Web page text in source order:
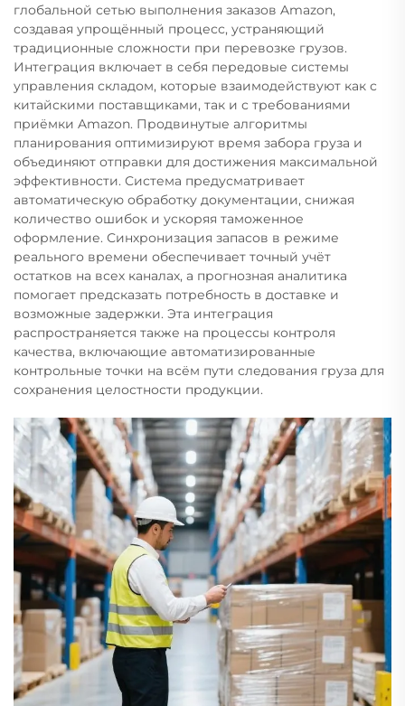
глобальной сетью выполнения заказов Amazon,
создавая упрощённый процесс, устраняющий
традиционные сложности при перевозке грузов.
Интеграция включает в себя передовые системы
управления складом, которые взаимодействуют как с
китайскими поставщиками, так и с требованиями
приёмки Amazon. Продвинутые алгоритмы
планирования оптимизируют время забора груза и
объединяют отправки для достижения максимальной
эффективности. Система предусматривает
автоматическую обработку документации, снижая
количество ошибок и ускоряя таможенное
оформление. Синхронизация запасов в режиме
реального времени обеспечивает точный учёт
остатков на всех каналах, а прогнозная аналитика
помогает предсказать потребность в доставке и
возможные задержки. Эта интеграция
распространяется также на процессы контроля
качества, включающие автоматизированные
контрольные точки на всём пути следования груза для
сохранения целостности продукции.